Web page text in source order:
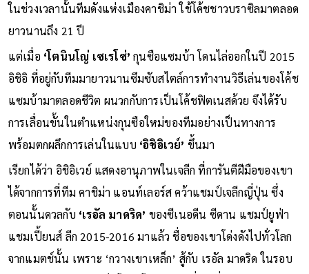
ในช่วงเวลานั้นทีมดังแห่งเมืองคาชิม่า ใช้โค้ชชาวบราซิลมาตลอด
ยาวนานถึง 21 ปี
แต่เมื่อ ‘โตนินโญ่ เซเรโซ่’ กุนซือแซมบ้า โดนไล่ออกในปี 2015
อิชิอิ ที่อยู่กับทีมมายาวนานซึมซับสไตล์การทำงานวิธีเล่นของโค้ช
แซมบ้ามาตลอดชีวิต ผนวกกับการเป็นโค้ชฟิตเนสด้วย จึงได้รับ
การเลื่อนขั้นในตำแหน่งกุนซือใหม่ของทีมอย่างเป็นทางการ
พร้อมตกผลึกการเล่นในแบบ ‘อิชิอิเวย์’ ขึ้นมา
เรียกได้ว่า อิชิอิเวย์ แสดงอานุภาพในเจลีก ที่การันตีฝีมือของเขา
ได้จากการที่ทีม คาชิม่า แอนท์เลอร์ส คว้าแชมป์เจลีกญี่ปุ่น ซึ่ง
ตอนนั้นดวลกับ ‘เรอัล มาดริด’ ของซีเนอดีน ซีดาน แชมป์ยูฟ่า
แชมเปี้ยนส์ ลีก 2015-2016 มาแล้ว ชื่อของเขาโด่งดังไปทั่วโลก
จากแมตช์นั้น เพราะ ‘กวางเขาเหล็ก’ สู้กับ เรอัล มาดริด ในรอบ